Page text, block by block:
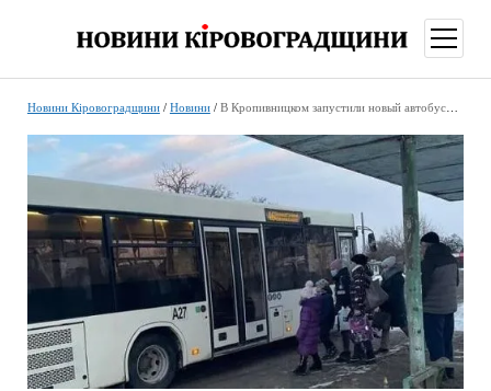
меню
Новини Кіровоградщини/ Новини/ В Кропивницком запустили новый автобусный маршрут